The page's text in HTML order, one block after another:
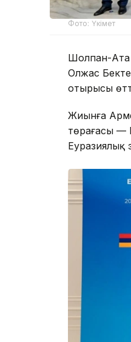
Фото: Үкімет
Шолпан-Ата
Олжас
отырысы
Жиынға
төрағасы —
Еуразиялық